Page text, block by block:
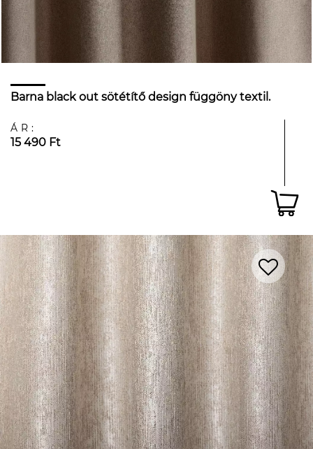
Barna black out sötétítő design függöny textil.
ÁR:
15 490 Ft